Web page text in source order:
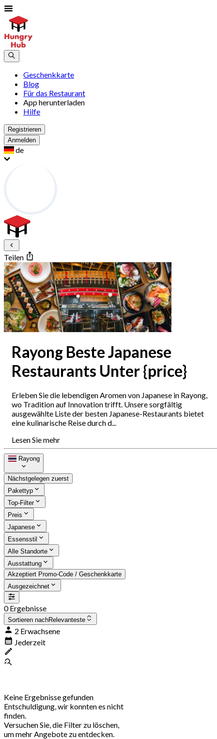
Geschenkkarte
Blog
Für das Restaurant
App herunterladen
Hilfe
Registrieren
Anmelden
de
Teilen
Rayong Beste Japanese
Restaurants Unter {price}
Erleben Sie die lebendigen Aromen von Japanese in Rayong,
wo Tradition auf Innovation trifft. Unsere sorgfältig
ausgewählte Liste der besten Japanese-Restaurants bietet
eine kulinarische Reise durch d...
Lesen Sie mehr
Rayong
Nächstgelegen zuerst
Pakettyp
Top-Filter
Preis
Japanese
Essensstil
Alle Standorte
Ausstattung
Akzeptiert Promo-Code / Geschenkkarte
Ausgezeichnet
0 Ergebnisse
Sortieren nachRelevanteste
2 Erwachsene
Jederzeit
Keine Ergebnisse gefunden
Entschuldigung, wir konnten es nicht
finden.
Versuchen Sie, die Filter zu löschen,
um mehr Angebote zu entdecken.